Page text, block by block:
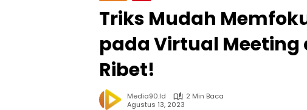
Triks Mudah
pada Virtual Meeting
Ribet!
Media90.id
2 Min Baca
Agustus 13, 2023